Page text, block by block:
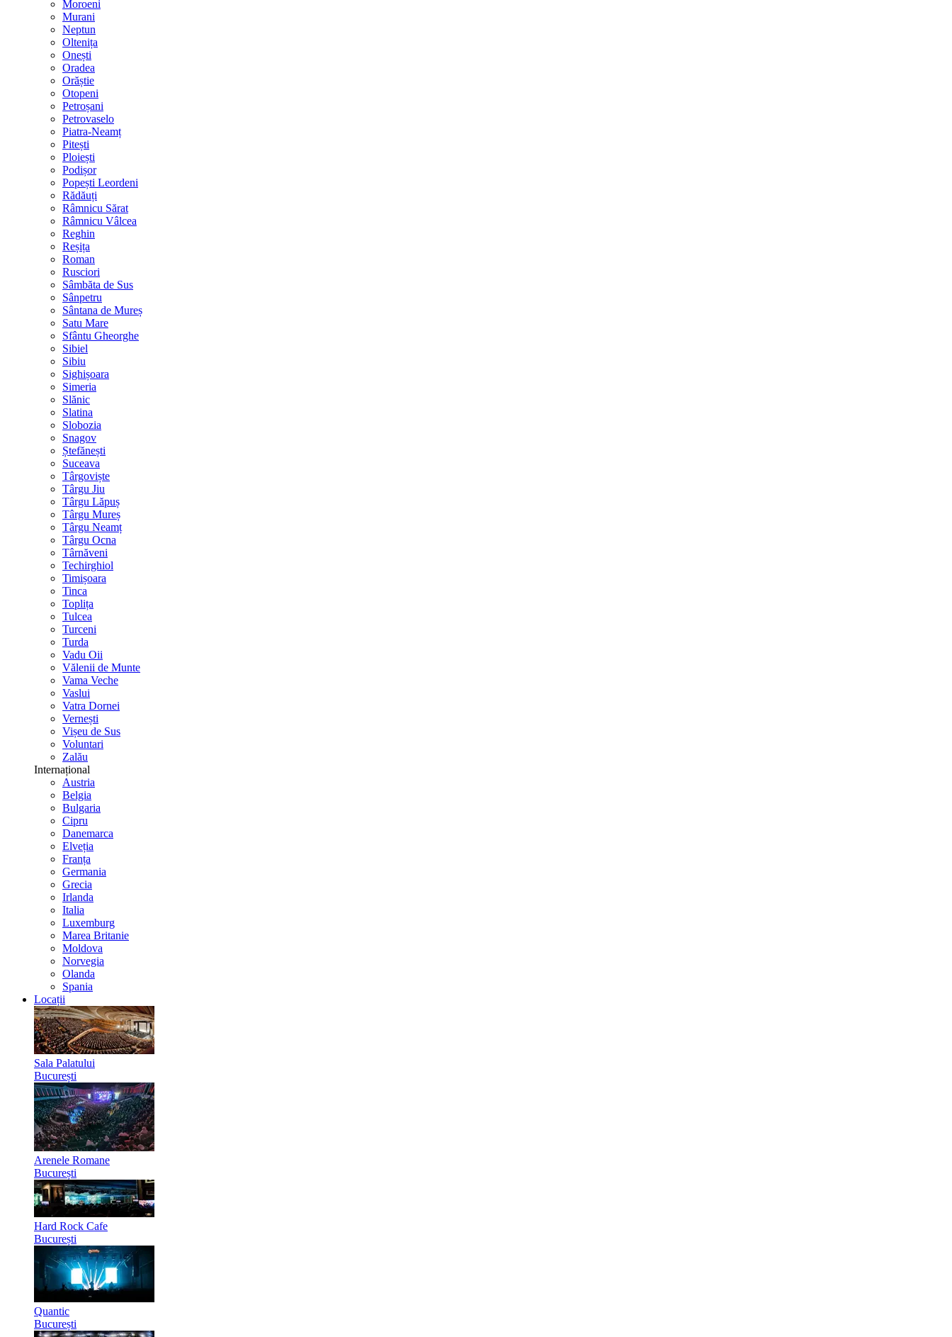
Moroeni
Murani
Neptun
Oltenița
Onești
Oradea
Orăștie
Otopeni
Petroșani
Petrovaselo
Piatra-Neamț
Pitești
Ploiești
Podișor
Popești Leordeni
Rădăuți
Râmnicu Sărat
Râmnicu Vâlcea
Reghin
Reșița
Roman
Rusciori
Sâmbăta de Sus
Sânpetru
Sântana de Mureș
Satu Mare
Sfântu Gheorghe
Sibiel
Sibiu
Sighișoara
Simeria
Slănic
Slatina
Slobozia
Snagov
Ștefănești
Suceava
Târgoviște
Târgu Jiu
Târgu Lăpuș
Târgu Mureș
Târgu Neamț
Târgu Ocna
Târnăveni
Techirghiol
Timișoara
Tinca
Toplița
Tulcea
Turceni
Turda
Vadu Oii
Vălenii de Munte
Vama Veche
Vaslui
Vatra Dornei
Vernești
Vișeu de Sus
Voluntari
Zalău
Internațional
Austria
Belgia
Bulgaria
Cipru
Danemarca
Elveția
Franța
Germania
Grecia
Irlanda
Italia
Luxemburg
Marea Britanie
Moldova
Norvegia
Olanda
Spania
Locații
Sala Palatului
București
Arenele Romane
București
Hard Rock Cafe
București
Quantic
București